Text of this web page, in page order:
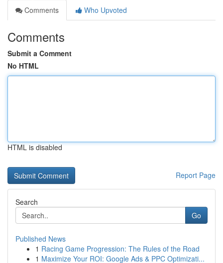
Comments
Who Upvoted
Comments
Submit a Comment
No HTML
HTML is disabled
Report Page
Search
Go
Published News
1 Racing Game Progression: The Rules of the Road
1 Maximize Your ROI: Google Ads & PPC Optimizati...